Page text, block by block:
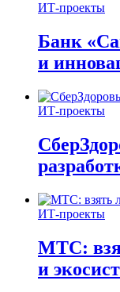
ИТ-проекты
Банк
и
ИТ-проекты
ИТ-проекты
МТС:
и